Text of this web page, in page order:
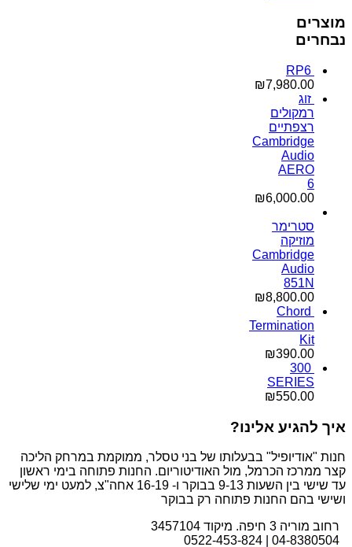
מוצרים
נבחרים
RP6
₪7,980.00
זוג
רמקולים
רצפתיים
Cambridge
Audio
AERO
6
₪6,000.00
סטרימר
מוזיקה
Cambridge
Audio
851N
₪8,800.00
Chord
Termination
Kit
₪390.00
300
SERIES
₪550.00
איך להגיע אלינו?
חנות "אודיופיל" בבעלותו של בני טסלר, ממוקמת במרחק הליכה
קצר ממרכז הכרמל, מול האודיטוריום. החנות פתוחה בימי ראשון
עד שישי בין השעות 9-13 בבוקר ו- 16-19 אחה"צ, למעט ימי שלישי
ושישי בהם החנות פתוחה רק בבוקר
רחוב מוריה 3 חיפה. מיקוד 3457104